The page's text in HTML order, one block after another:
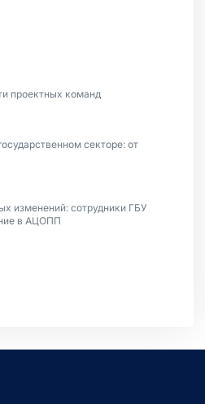
проектных команд
секторе: от
изменений: сотрудники ГБУ
в АЦОПП